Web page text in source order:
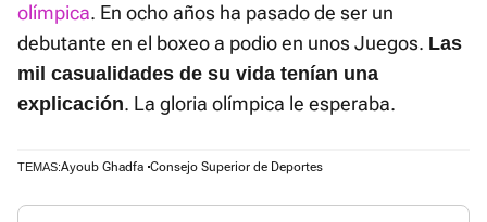
olímpica. En ocho años ha pasado de ser un
debutante en el boxeo a podio en unos Juegos. Las
mil casualidades de su vida tenían una
explicación. La gloria olímpica le esperaba.
TEMAS:Ayoub Ghadfa Consejo Superior de Deportes